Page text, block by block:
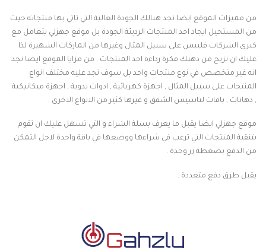
من مميزات الموقع ايضا نجد هنالك الجودة العالية التي تاتي بها منتجاته حيث
من المستحيل ايجاد احد المنتجات الرديئة الجودة بل موقع جهزلي يتعامل مع
كبرى الشركات فليبس على سبيل المثال وغيرها من الماركات الشهيرة لذا
عليك ان تزيح من دهنك فكرة رداءة احد المنتجات . من مزايا الموقع ايضا نجد
انه غير متخصص في نوع منتجات واحد بل سوف تجد عليه مختلف انواع
المنتجات على سبيل المثال , اجهزة كهربائية , ادوات يدوية , اجهزة ميكانيكية
, دهانات , باقات لتاسيس الشقق و غيرها كثير من الانواع الاخرى .
موقع جهزلي ايضا يقبل ما يعرف بسلة الشراء و التي تسهل عليك ان تقوم
بتنقية المنتجات التي ترغب في شراءها ووضعها في باقة واحدة لاجل التمكن
من الدفع بضغطة زر وحدة .
يقبل طرق دفع متعددة .